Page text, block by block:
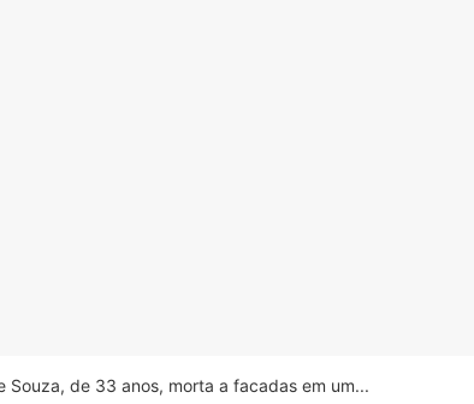
Souza, de 33 anos, morta a facadas em um...